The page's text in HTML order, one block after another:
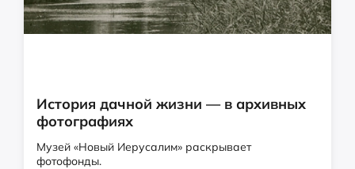
История дачной жизни — в архивных
фотографиях
Музей «Новый Иерусалим» раскрывает
фотофонды.